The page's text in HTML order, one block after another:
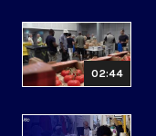
02:44